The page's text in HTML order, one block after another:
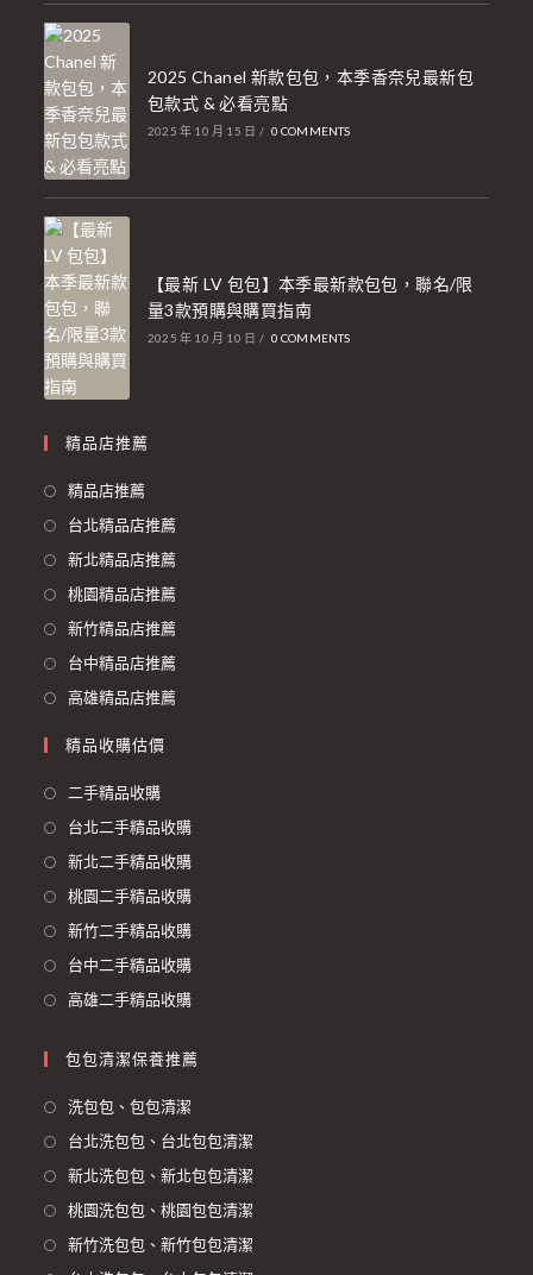
2025 Chanel 新款包包，本季香奈兒最新包
包款式 & 必看亮點
2025 年 10 月 15 日 / 0 COMMENTS
【最新 LV 包包】本季最新款包包，聯名/限
量3款預購與購買指南
2025 年 10 月 10 日 / 0 COMMENTS
精品店推薦
精品店推薦
台北精品店推薦
新北精品店推薦
桃園精品店推薦
新竹精品店推薦
台中精品店推薦
高雄精品店推薦
精品收購估價
二手精品收購
台北二手精品收購
新北二手精品收購
桃園二手精品收購
新竹二手精品收購
台中二手精品收購
高雄二手精品收購
包包清潔保養推薦
洗包包、包包清潔
台北洗包包、台北包包清潔
新北洗包包、新北包包清潔
桃園洗包包、桃園包包清潔
新竹洗包包、新竹包包清潔